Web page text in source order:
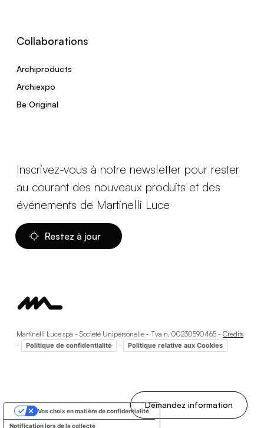
Demandez information
Collaborations
Archiproducts
Archiexpo
Be Original
Inscrivez-vous à notre newsletter pour rester
au courant des nouveaux produits et des
événements de Martinelli Luce
Restez à jour
Martinelli Luce spa - Société Unipersonelle - Tva n. 00230590465 - Credits
-
Politique de confidentialité - Politique relative aux Cookies
Notification lors de la collecte
Vos choix en matière de confidentialité